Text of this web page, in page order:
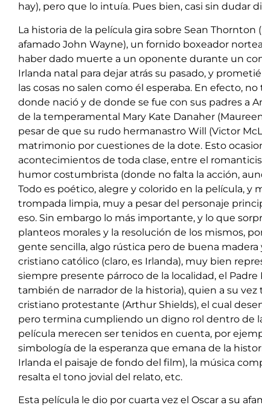
hay), pero que lo intuía. Pues bien, casi sin dudar
La historia de la película gira sobre Sean
afamado John Wayne), un fornido boxeador
haber dado muerte a un oponente durante un
Irlanda natal para dejar atrás su pasado, y
las cosas no salen como él esperaba. En efecto,
donde nació y de donde se fue con sus padres a
de la temperamental Mary Kate Danaher
pesar de que su rudo hermanastro Will (Victor
matrimonio por cuestiones de la dote. Esto
acontecimientos de toda clase, entre el
humor costumbrista (donde no falta la acción,
Todo es poético, alegre y colorido en la película, y
trompada limpia, muy a pesar del personaje
eso. Sin embargo lo más importante, y lo que
planteos morales y la resolución de los mismos,
gente sencilla, algo rústica pero de buena
cristiano católico (claro, es Irlanda), muy bien
siempre presente párroco de la localidad, el
también de narrador de la historia), quien a su
cristiano protestante (Arthur Shields), el cual
pero termina cumpliendo un digno rol dentro de
película merecen ser tenidos en cuenta, por
simbología de la esperanza que emana de la
Irlanda el paisaje de fondo del film), la música
resalta el tono jovial del relato, etc.
Esta película le dio por cuarta vez el Oscar a su